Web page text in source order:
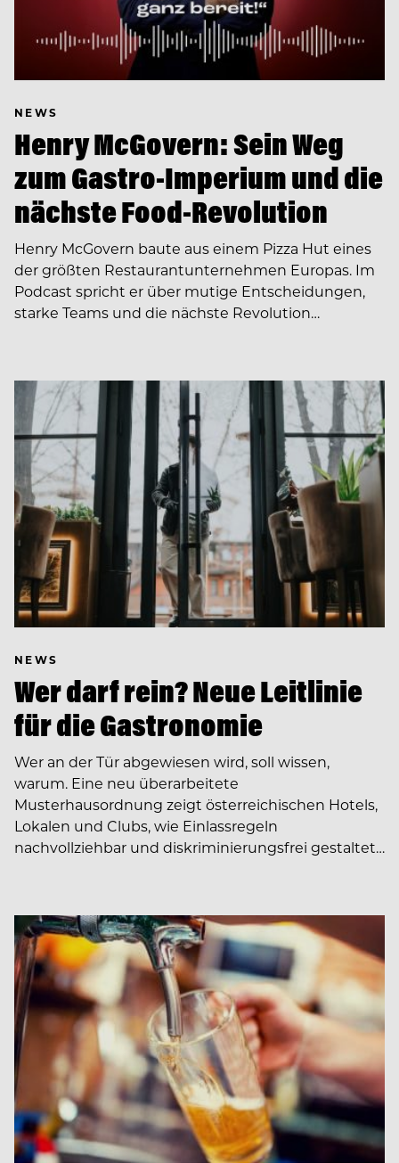
NEWS
Henry McGovern: Sein Weg
zum Gastro-Imperium und die
nächste Food-Revolution
Henry McGovern baute aus einem Pizza Hut eines
der größten Restaurantunternehmen Europas. Im
Podcast spricht er über mutige Entscheidungen,
starke Teams und die nächste Revolution…
NEWS
Wer darf rein? Neue Leitlinie
für die Gastronomie
Wer an der Tür abgewiesen wird, soll wissen,
warum. Eine neu überarbeitete
Musterhausordnung zeigt österreichischen Hotels,
Lokalen und Clubs, wie Einlassregeln
nachvollziehbar und diskriminierungsfrei gestaltet…